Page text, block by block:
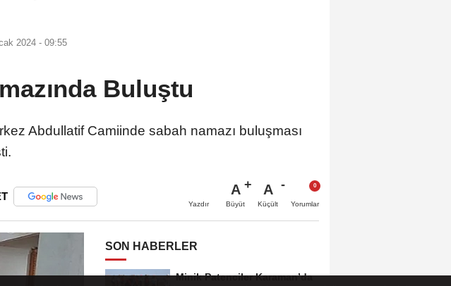
2024 - 09:55
Buluştu
Abdullatif Camiinde sabah namazı buluşması
Yazdır
A
Büyüt
A
Küçült Yorumlar
SON HABERLER
Minik Patenciler Karaman’da